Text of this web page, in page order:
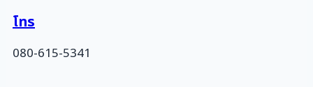
โทร
080-615-5341